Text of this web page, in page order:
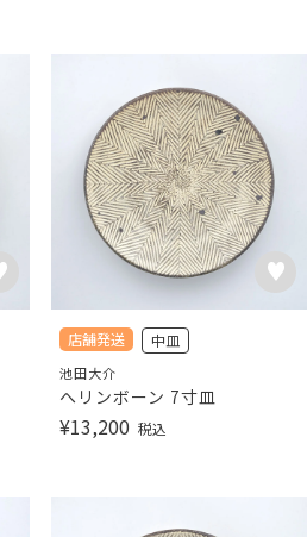
店舗発送 中皿
池田大介
へリンボーン 7寸皿
¥13,200 税込